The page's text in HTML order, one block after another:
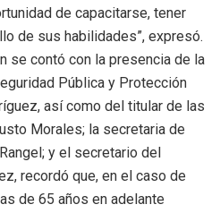
de capacitarse, tener
de sus habilidades”, expresó.
se contó con la presencia de la
Pública y Protección
así como del titular de las
Morales; la secretaria de
y el secretario del
recordó que, en el caso de
de 65 años en adelante